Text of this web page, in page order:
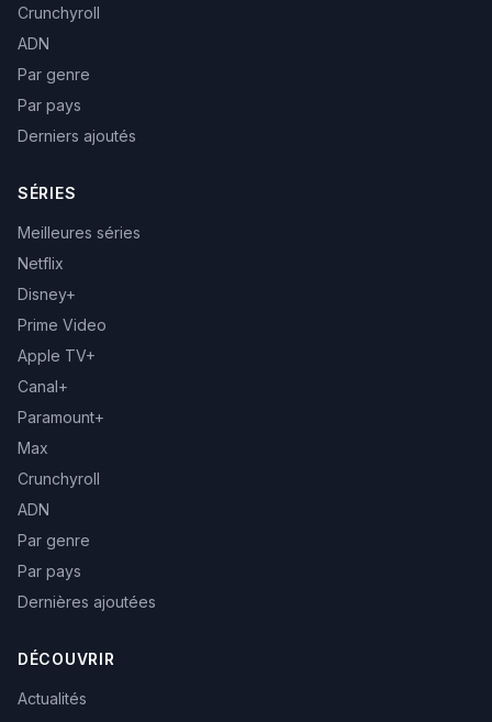
Crunchyroll
ADN
Par genre
Par pays
Derniers ajoutés
SÉRIES
Meilleures séries
Netflix
Disney+
Prime Video
Apple TV+
Canal+
Paramount+
Max
Crunchyroll
ADN
Par genre
Par pays
Dernières ajoutées
DÉCOUVRIR
Actualités